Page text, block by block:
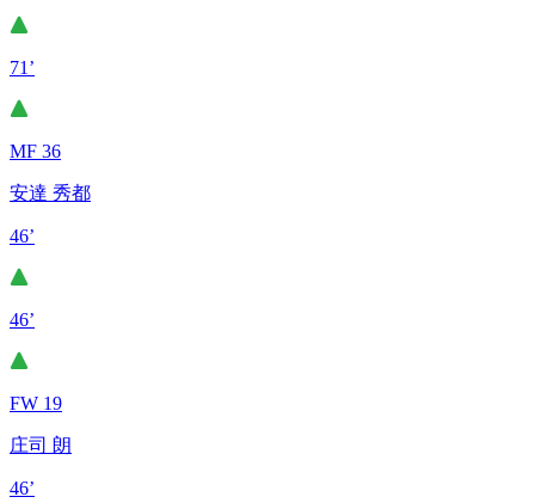
71’
MF 36
安達 秀都
46’
46’
FW 19
庄司 朗
46’